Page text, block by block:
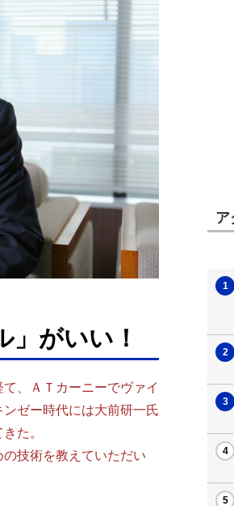
がいい！
、ＡＴカーニーでヴァイ
ゼー時代には大前研一氏
た。
技術を教えていただい
ア